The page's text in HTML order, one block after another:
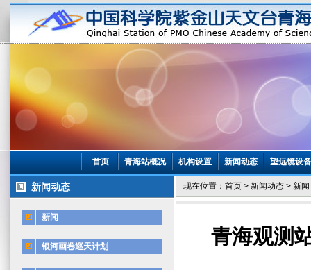
首页 青海站概况 机构设置 新闻动态 望远镜设
新闻动态
新闻
银河画卷巡天计划
现在位置： 首页 > 新闻动态 > 新闻
青海观测